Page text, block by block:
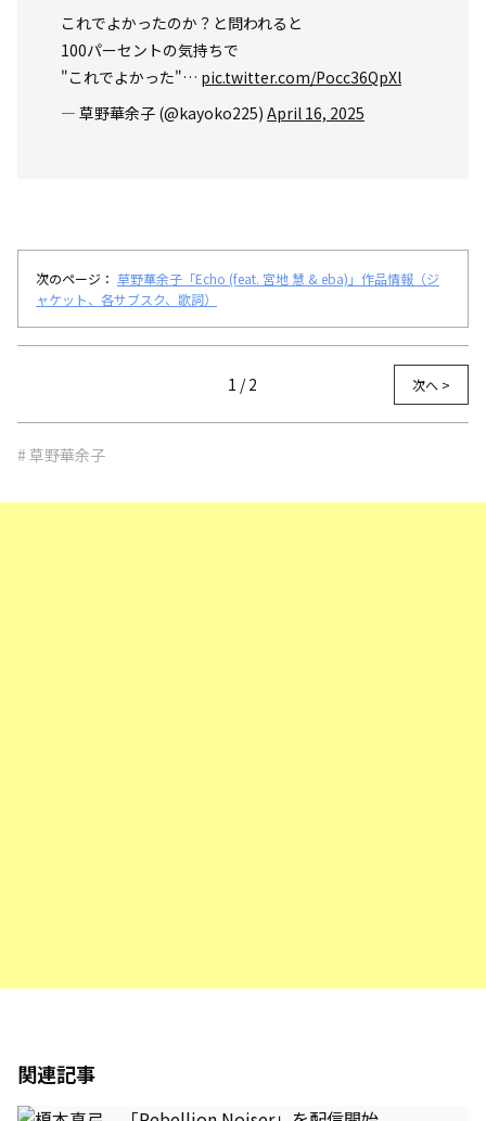
これでよかったのか？と問われると
100パーセントの気持ちで
"これでよかった"… pic.twitter.com/Pocc36QpXl
— 草野華余子 (@kayoko225) April 16, 2025
次のページ： 草野華余子「Echo (feat. 宮地 慧 & eba)」作品情報（ジ
ャケット、各サブスク、歌詞）
1 / 2 次へ >
# 草野華余子
関連記事